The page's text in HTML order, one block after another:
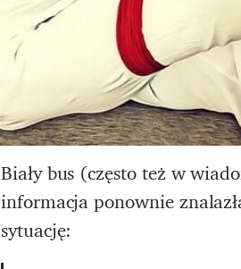
Biały bus (często też w
informacja ponownie
sytuację: